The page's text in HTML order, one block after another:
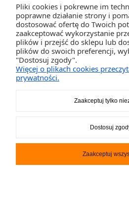
ZAKUPY
POMOC
2K-Invest Sp. j. Ul. Św. Wojciecha 60, 41-922
Pliki cookies i pokrewne im
poprawne działanie strony i
dostosować ofertę do Twoich
zaakceptować wykorzystanie
plików i przejść do sklepu lub
plików do swoich preferencji,
"Dostosuj zgody".
Więcej o plikach cookies
prywatności.
Zaakceptuj tylko
Dostosuj
Zaakceptuj